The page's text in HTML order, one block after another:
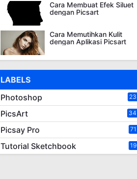
Cara Membuat Efek Siluet
dengan Picsart
Cara Memutihkan Kulit
dengan Aplikasi Picsart
LABELS
Photoshop
23
PicsArt 34
Picsay Pro 71
Tutorial Sketchbook 19